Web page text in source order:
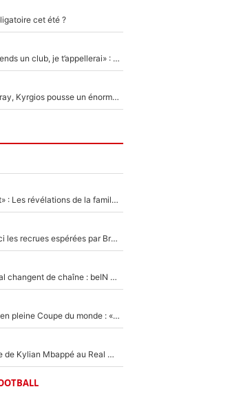
cet été ?
Mercato - OM - «Dès que je prends un club, je t’appellerai» : La promesse de Marcelino au moment de claquer la porte
Victime de racisme contre Murray, Kyrgios pousse un énorme coup de gueule !
«Il est très heureux et impatient» : Les révélations de la famille Zidane sur sa prise de pouvoir en équipe de France !
Plus de 100M€ pour l'OM : Voici les recrues espérées par Bruno Genesio et Grégory Lorenzi après l’opération dégraissage
Kylian Mbappé et Lamine Yamal changent de chaîne : beIN SPORTS ne digère pas cette décision historique et prédit un fiasco pour la Liga
Didier Deschamps abandonné en pleine Coupe du monde : «La FFF était déjà passée à Zinedine Zidane»
«C'est une fierté» : La signature de Kylian Mbappé au Real Madrid continue de régaler l'Espagne